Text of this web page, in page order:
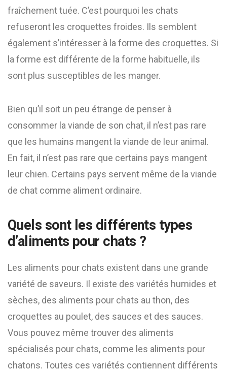
fraîchement tuée. C’est pourquoi les chats
refuseront les croquettes froides. Ils semblent
également s’intéresser à la forme des croquettes. Si
la forme est différente de la forme habituelle, ils
sont plus susceptibles de les manger.
Bien qu’il soit un peu étrange de penser à
consommer la viande de son chat, il n’est pas rare
que les humains mangent la viande de leur animal.
En fait, il n’est pas rare que certains pays mangent
leur chien. Certains pays servent même de la viande
de chat comme aliment ordinaire.
Quels sont les différents types
d’aliments pour chats ?
Les aliments pour chats existent dans une grande
variété de saveurs. Il existe des variétés humides et
sèches, des aliments pour chats au thon, des
croquettes au poulet, des sauces et des sauces.
Vous pouvez même trouver des aliments
spécialisés pour chats, comme les aliments pour
chatons. Toutes ces variétés contiennent différents